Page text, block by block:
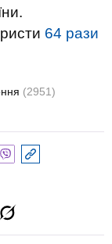
64 рази
(2951)